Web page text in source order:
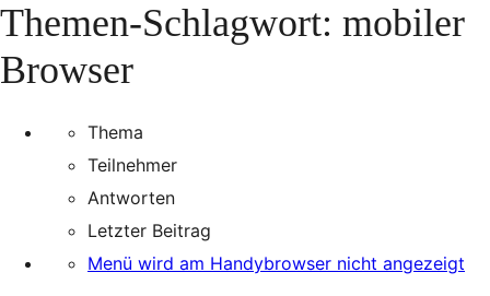
Themen-Schlagwort: mobiler
Browser
Thema
Teilnehmer
Antworten
Letzter Beitrag
Menü wird am Handybrowser nicht angezeigt